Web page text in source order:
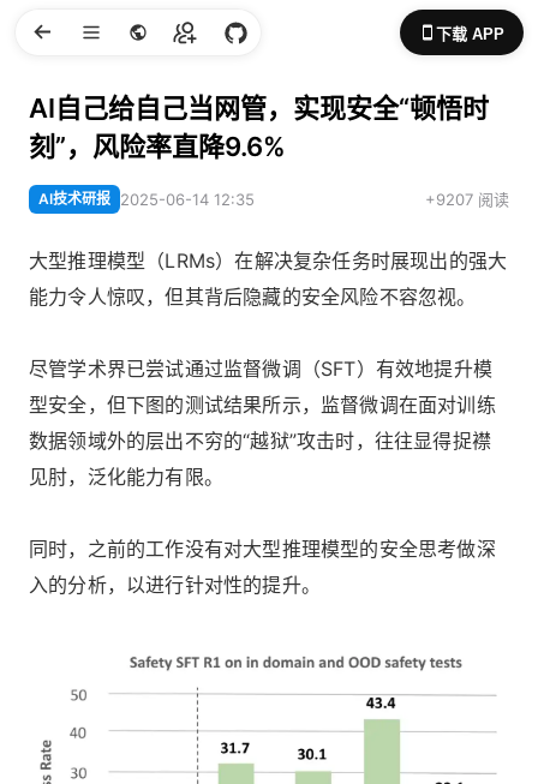
下载 APP
AI自己给自己当网管，实现安全“顿悟时
刻”，风险率直降9.6%
AI技术研报 2025-06-14 12:35 +9207 阅读
大型推理模型（LRMs）在解决复杂任务时展现出的强大
能力令人惊叹，但其背后隐藏的安全风险不容忽视。
尽管学术界已尝试通过监督微调（SFT）有效地提升模
型安全，但下图的测试结果所示，监督微调在面对训练
数据领域外的层出不穷的“越狱”攻击时，往往显得捉襟
见肘，泛化能力有限。
同时，之前的工作没有对大型推理模型的安全思考做深
入的分析，以进行针对性的提升。